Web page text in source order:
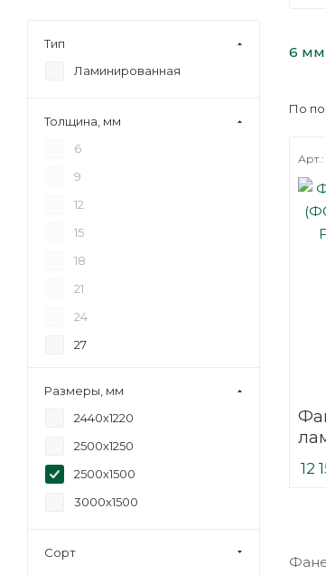
6 мм
По
мм
Арт.:
12
Тип
Ламинированная
Толщина, мм
6
9
12
15
18
21
24
27
Размеры, мм
2440х1220
2500х1250
2500х1500
3000х1500
Сорт